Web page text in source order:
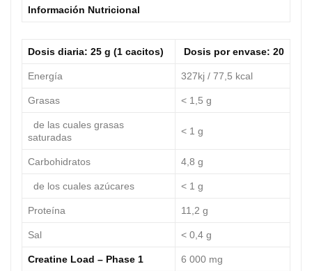
Información Nutricional
Dosis diaria: 25 g (1 cacitos) Dosis por envase: 20
Energía 327kj / 77,5 kcal
Grasas < 1,5 g
de las cuales grasas
saturadas
< 1 g
Carbohidratos 4,8 g
de los cuales azúcares < 1 g
Proteína 11,2 g
Sal < 0,4 g
Creatine Load – Phase 1 6 000 mg